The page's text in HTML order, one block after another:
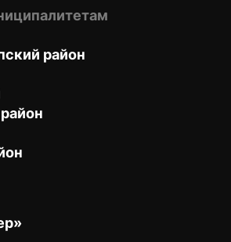
район